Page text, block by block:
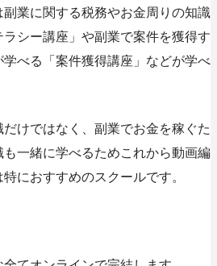
業に関する税務やお金周りの知識
シー講座」や副業で案件を獲得す
べる「案件獲得講座」などが学べ
けではなく、副業でお金を稼ぐた
一緒に学べるためこれから動画編
におすすめのスクールです。